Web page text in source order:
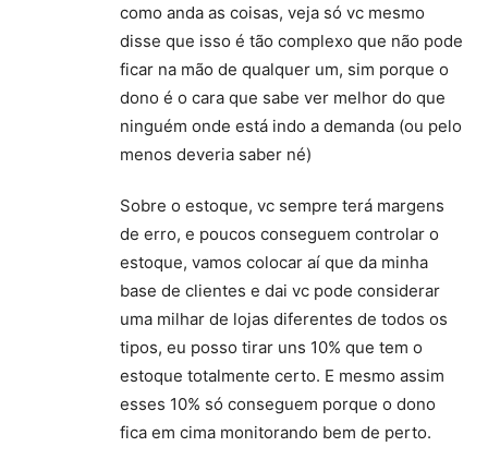
como anda as coisas, veja só vc mesmo
disse que isso é tão complexo que não pode
ficar na mão de qualquer um, sim porque o
dono é o cara que sabe ver melhor do que
ninguém onde está indo a demanda (ou pelo
menos deveria saber né)
Sobre o estoque, vc sempre terá margens
de erro, e poucos conseguem controlar o
estoque, vamos colocar aí que da minha
base de clientes e dai vc pode considerar
uma milhar de lojas diferentes de todos os
tipos, eu posso tirar uns 10% que tem o
estoque totalmente certo. E mesmo assim
esses 10% só conseguem porque o dono
fica em cima monitorando bem de perto.